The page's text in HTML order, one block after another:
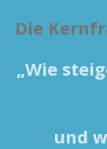
Die
„Wie
und